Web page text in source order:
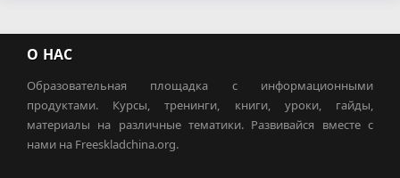
О НАС
Образовательная площадка с информационными
продуктами. Курсы, тренинги, книги, уроки, гайды,
материалы на различные тематики. Развивайся вместе с
нами на Freeskladchina.org.